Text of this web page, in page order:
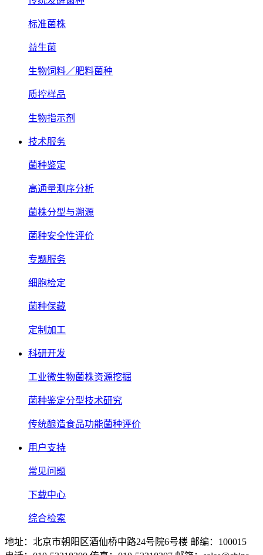
标准菌株
益生菌
生物饲料／肥料菌种
质控样品
生物指示剂
技术服务
菌种鉴定
高通量测序分析
菌株分型与溯源
菌种安全性评价
专题服务
细胞检定
菌种保藏
定制加工
科研开发
工业微生物菌株资源挖掘
菌种鉴定分型技术研究
传统酿造食品功能菌种评价
用户支持
常见问题
下载中心
综合检索
地址：北京市朝阳区酒仙桥中路24号院6号楼 邮编：100015